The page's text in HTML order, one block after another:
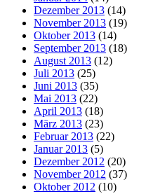
Dezember 2013 (14)
November 2013 (19)
Oktober 2013 (14)
September 2013 (18)
August 2013 (12)
Juli 2013 (25)
Juni 2013 (35)
Mai 2013 (22)
April 2013 (18)
März 2013 (23)
Februar 2013 (22)
Januar 2013 (5)
Dezember 2012 (20)
November 2012 (37)
Oktober 2012 (10)